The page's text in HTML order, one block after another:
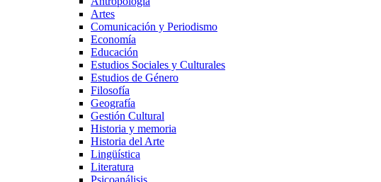
Artes
Comunicación y Periodismo
Economía
Educación
Estudios Sociales y Culturales
Estudios de Género
Filosofía
Geografía
Gestión Cultural
Historia y memoria
Historia del Arte
Lingüística
Literatura
Psicoanálisis